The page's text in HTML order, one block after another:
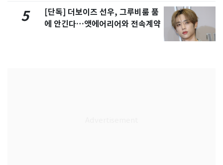
5
[단독] 더보이즈 선우, 그루비룸 품
에 안긴다…앳에어리어와 전속계약